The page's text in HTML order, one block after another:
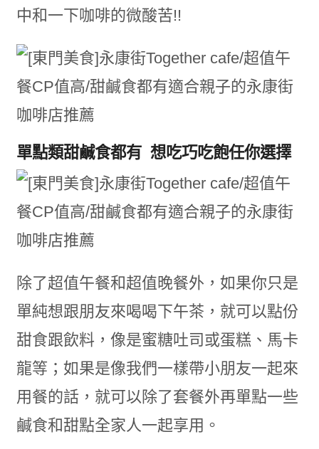
中和一下咖啡的微酸苦!!
單點類甜鹹食都有 想吃巧吃飽任你選擇
除了超值午餐和超值晚餐外，如果你只是
單純想跟朋友來喝喝下午茶，就可以點份
甜食跟飲料，像是蜜糖吐司或蛋糕、馬卡
龍等；如果是像我們一樣帶小朋友一起來
用餐的話，就可以除了套餐外再單點一些
鹹食和甜點全家人一起享用。